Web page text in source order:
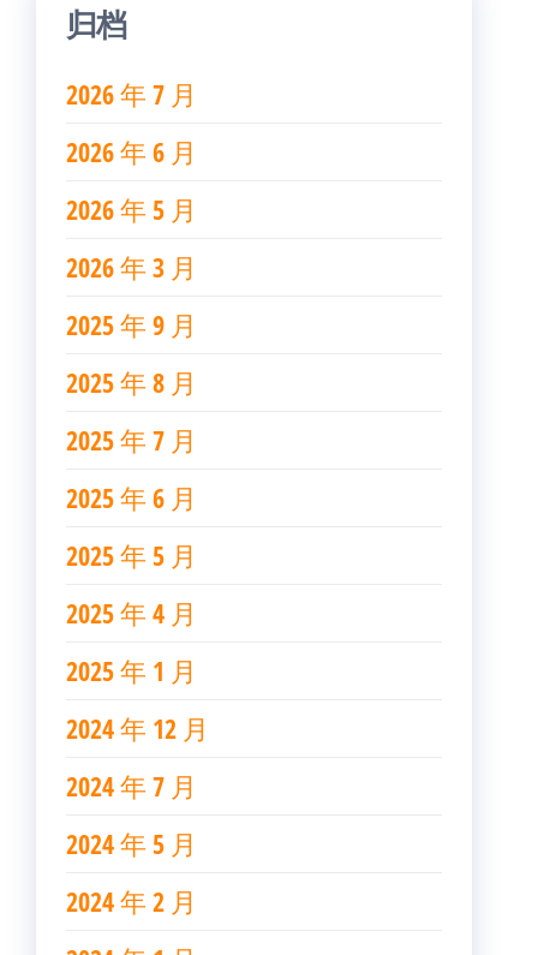
归档
2026 年 7 月
2026 年 6 月
2026 年 5 月
2026 年 3 月
2025 年 9 月
2025 年 8 月
2025 年 7 月
2025 年 6 月
2025 年 5 月
2025 年 4 月
2025 年 1 月
2024 年 12 月
2024 年 7 月
2024 年 5 月
2024 年 2 月